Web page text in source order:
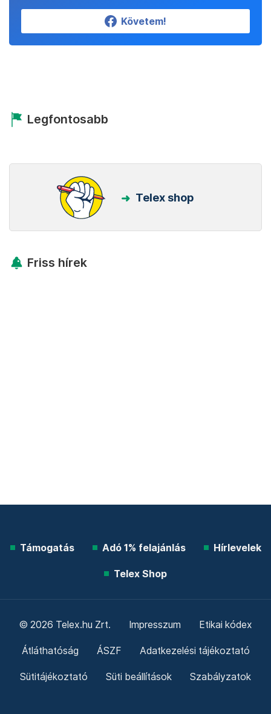
Követem!
Legfontosabb
Telex shop
Friss hírek
Támogatás Adó 1% felajánlás Hírlevelek
Telex Shop
© 2026 Telex.hu Zrt. Impresszum Etikai kódex
Átláthatóság ÁSZF Adatkezelési tájékoztató
Sütitájékoztató Süti beállítások Szabályzatok